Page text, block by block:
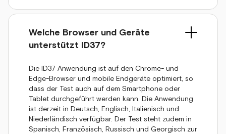
Welche Browser und Geräte
unterstützt ID37?
Die ID37 Anwendung ist auf den Chrome- und
Edge-Browser und mobile Endgeräte optimiert, so
dass der Test auch auf dem Smartphone oder
Tablet durchgeführt werden kann. Die Anwendung
ist derzeit in Deutsch, Englisch, Italienisch und
Niederländisch verfügbar. Der Test steht zudem in
Spanisch, Französisch, Russisch und Georgisch zur